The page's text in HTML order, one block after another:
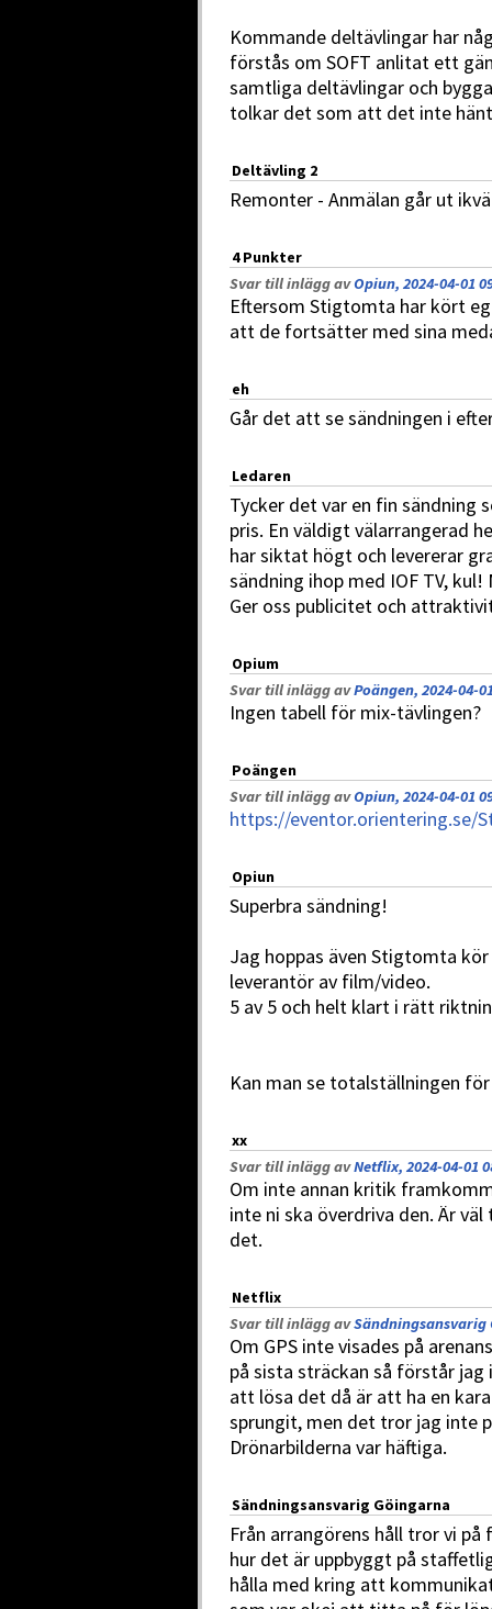
Kommande deltävlingar har
förstås om SOFT anlitat ett
samtliga deltävlingar och
tolkar det som att det inte
Deltävling 2
Remonter - Anmälan går ut
4 Punkter
Svar till inlägg avOpiun, 2024-04-01
Eftersom Stigtomta har kört
att de fortsätter med sina
eh
Går det att se sändningen i
Ledaren
Tycker det var en fin sändning
pris. En väldigt välarrangerad
har siktat högt och levererar
sändning ihop med IOF TV,
Ger oss publicitet och
Opium
Svar till inlägg avPoängen, 2024-04-
Ingen tabell för mix-tävlingen?
Poängen
Svar till inlägg avOpiun, 2024-04-01
https://eventor.orientering.se/
Opiun
Superbra sändning!
Jag hoppas även Stigtomta
leverantör av film/video.
5 av 5 och helt klart i rätt
Kan man se totalställningen
xx
Svar till inlägg avNetflix, 2024-04-01
Om inte annan kritik
inte ni ska överdriva den. Är
det.
Netflix
Svar till inlägg avSändningsansvarig
Om GPS inte visades på
på sista sträckan så förstår
att lösa det då är att ha en
sprungit, men det tror jag inte
Drönarbilderna var häftiga.
Sändningsansvarig Göingarna
Från arrangörens håll tror vi
hur det är uppbyggt på
hålla med kring att